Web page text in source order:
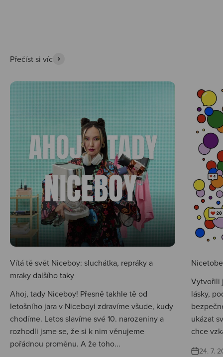
Přečíst si víc
Vítá tě svět Niceboy: sluchátka, repráky a
mraky dalšího taky
Ahoj, tady Niceboy! Přesně takhle tě od
letošního jara v Niceboyi zdravíme všude, kudy
chodíme. Letos slavíme své 10. narozeniny a
rozhodli jsme se, že si k nim věnujeme
pořádnou proměnu. A že toho...
Vytvořili
lásky,
ukázat
chce
24. 7.